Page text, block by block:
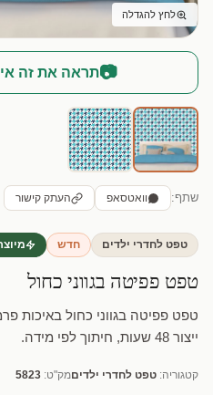
לחץ להגדלה
📷תראה את זה
שתף: וואטסאפ העתק קישור
טפט לחדרי ילדים חדש
טפט פפיטה בגווני כחול
טפט פפיטה בגווני כחול באיכות
ייצור 48 שעות, חיתוך לפי מידה.
קטגוריה: טפט לחדרי ילדיםמק"ט: 5823